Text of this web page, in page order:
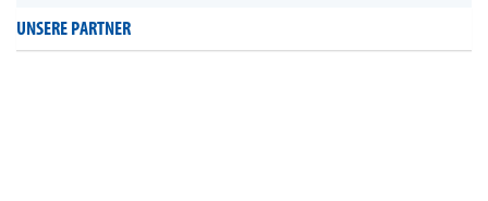
UNSERE PARTNER